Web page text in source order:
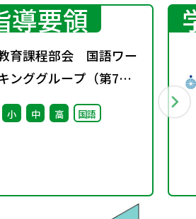
導要領
育課程部会 国語ワー
ンググループ（第7
回） 配付資料
小 中 高 国語